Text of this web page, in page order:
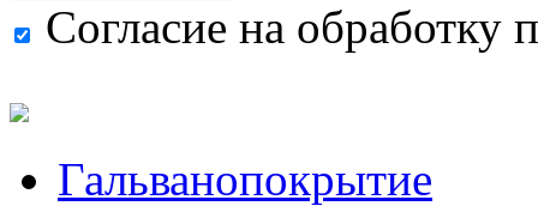
Согласие на обработку
Гальванопокрытие